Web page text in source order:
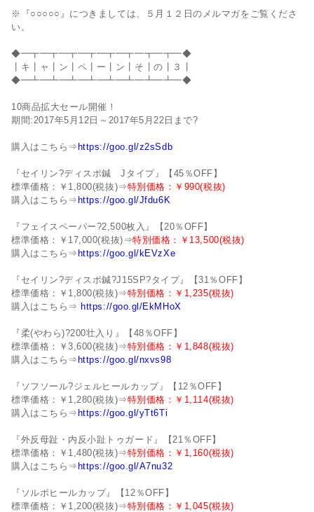
※『○○○○○』につきましては、５月１２日のメルマガをご覧くださ
い。
◆━┳━┳━┳━┳━┳━┳━┳━┳━◆
┃キ┃ャ┃ン┃ペ┃ー┃ン┃そ┃の┃３┃
◆━┻━┻━┻━┻━┻━┻━┻━┻━◆
10商品拡大セール開催！
期間:2017年5月12日～2017年5月22日まで?
購入はこちら⇒https://goo.gl/z2sSdb
『セイリン?ディスポ鍼 Jタイプ』【45％OFF】
標準価格：￥1,800(税抜)⇒特別価格：￥990(税抜)
購入はこちら⇒https://goo.gl/Jfdu6K
『フェイスペーパー?2,500枚入』【20％OFF】
標準価格：￥17,000(税抜)⇒特別価格：￥13,500(税抜)
購入はこちら⇒https://goo.gl/kEVzXe
『セイリン?ディスポ鍼?J15SP?タイプ』【31％OFF】
標準価格：￥1,800(税抜)⇒特別価格：￥1,235(税抜)
購入はこちら⇒ https://goo.gl/EkMHoX
『柔(やわら)?200壮入り』【48％OFF】
標準価格：￥3,600(税抜)⇒特別価格：￥1,848(税抜)
購入はこちら⇒https://goo.gl/nxvs98
『ソフソール?ジェルヒールカップ』【12％OFF】
標準価格：￥1,280(税抜)⇒特別価格：￥1,114(税抜)
購入はこちら⇒https://goo.gl/yTt6Ti
『外反母趾・内反小趾トゥガード』【21％OFF】
標準価格：￥1,480(税抜)⇒特別価格：￥1,160(税抜)
購入はこちら⇒https://goo.gl/A7nu32
『ソルボヒールカップ』【12％OFF】
標準価格：￥1,200(税抜)⇒特別価格：￥1,045(税抜)